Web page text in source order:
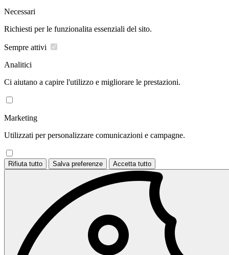
Necessari
Richiesti per le funzionalita essenziali del sito.
Sempre attivi
Analitici
Ci aiutano a capire l'utilizzo e migliorare le prestazioni.
Marketing
Utilizzati per personalizzare comunicazioni e campagne.
Rifiuta tutto Salva preferenze Accetta tutto